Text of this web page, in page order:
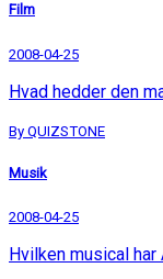
Film
2008-04-25
Hvad hedder den
By QUIZSTONE
Musik
2008-04-25
Hvilken musical